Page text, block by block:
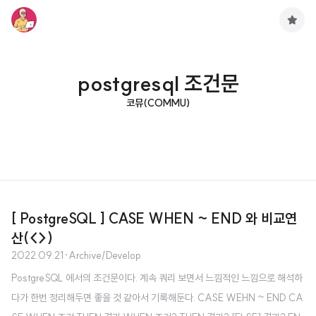
postgresql 조건문
코뮤(COMMU)
[ PostgreSQL ] CASE WHEN ~ END 와 비교연
산(<>)
2022.09.21 ·Archive/Develop
PostgreSQL 에서의 조건문이다. 계속 쿼리 보면서 느낌적인 느낌으로 해석하
다가 한번 정리해두면 좋을 것 같아서 기록해둔다. CASE WEHN ~ END CA
구